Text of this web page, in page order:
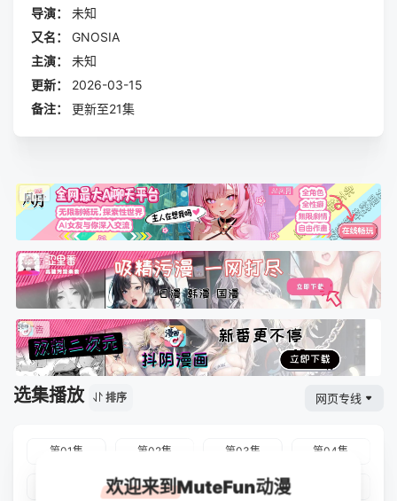
导演：
未知
又名：
GNOSIA
主演：
未知
更新：
2026-03-15
备注：
更新至21集
选集播放 排序 网页专线
第01集 第02集 第03集 第04集
第06集 第07集
欢迎来到MuteFun动漫